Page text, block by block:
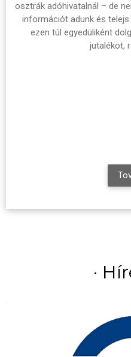
osztrák adóhivatalnál – de
információt adunk és telejs
ezen túl egyedüliként
jutalékot,
·